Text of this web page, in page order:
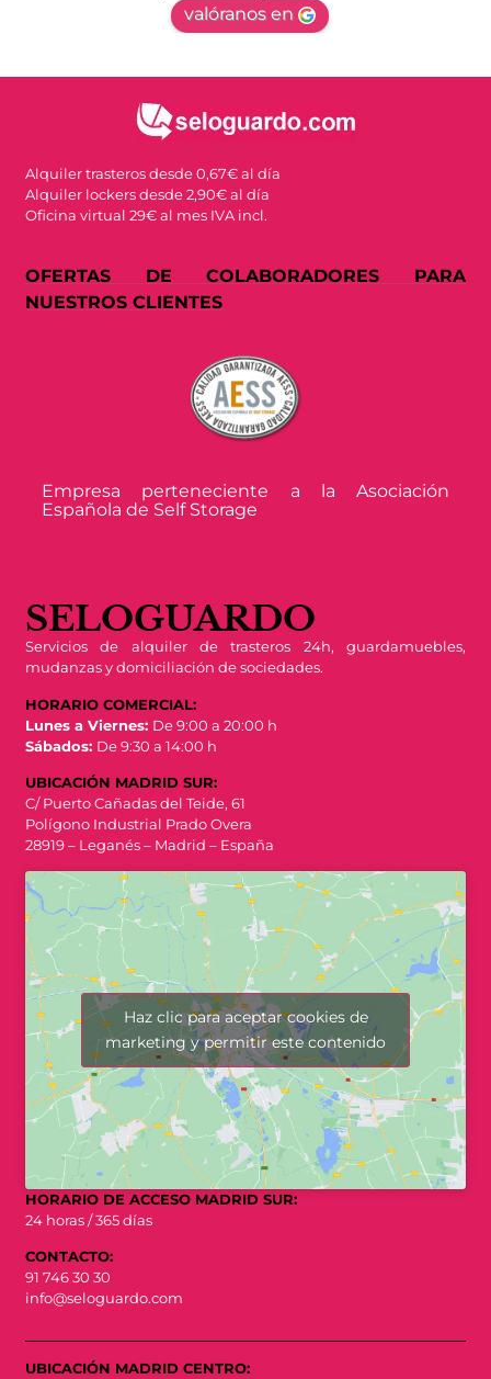
valóranos en
Alquiler trasteros desde 0,67€ al día
Alquiler lockers desde 2,90€ al día
Oficina virtual 29€ al mes IVA incl.
OFERTAS DE COLABORADORES PARA
NUESTROS CLIENTES
Empresa perteneciente a la Asociación
Española de Self Storage
SELOGUARDO
Servicios de alquiler de trasteros 24h, guardamuebles,
mudanzas y domiciliación de sociedades.
HORARIO COMERCIAL:
Lunes a Viernes: De 9:00 a 20:00 h
Sábados: De 9:30 a 14:00 h
UBICACIÓN MADRID SUR:
C/ Puerto Cañadas del Teide, 61
Polígono Industrial Prado Overa
28919 – Leganés – Madrid – España
Haz clic para aceptar cookies de
marketing y permitir este contenido
HORARIO DE ACCESO MADRID SUR:
24 horas / 365 días
CONTACTO:
91 746 30 30
info@seloguardo.com
UBICACIÓN MADRID CENTRO: